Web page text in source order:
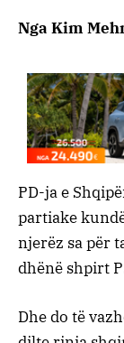
Nga Kim
PD-ja e
partiake
njerëz sa për
dhënë shpirt
Dhe do të